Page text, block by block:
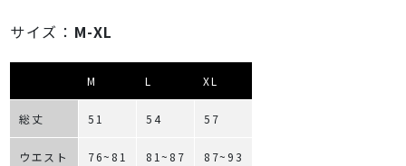
サイズ： M-XL
M L XL
総丈 51 54 57
ウエスト 76~81 81~87 87~93